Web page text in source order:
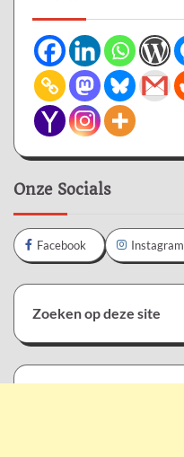
Onze Socials
Facebook Instagram
Zoeken op deze site